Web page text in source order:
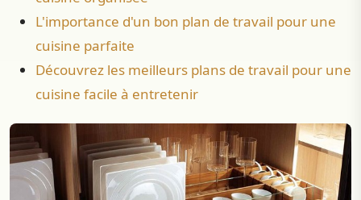
L'importance d'un bon plan de travail pour une
cuisine parfaite
Découvrez les meilleurs plans de travail pour une
cuisine facile à entretenir